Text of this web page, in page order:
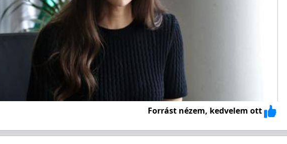
Forrást nézem, kedvelem ott